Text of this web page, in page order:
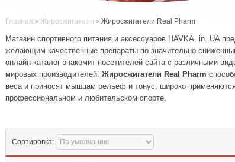
Главная Жиросжигатели Жиросжигатели Real Pharm
Магазин спортивного питания и аксессуаров HAVKA. in. UA
желающим качественные препараты по значительно
онлайн-каталог знакомит посетителей сайта с различными
мировых производителей. Жиросжигатели Real Pharm
веса и приносят мышцам рельеф и тонус, широко
профессиональном и любительском спорте.
Сортировка: